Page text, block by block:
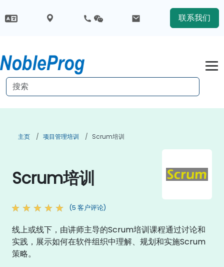
联系我们
主页 项目管理培训 Scrum培训
Scrum培训
(5 客户评论)
线上或线下，由讲师主导的Scrum培训课程通过讨论和
实践，展示如何在软件组织中理解、规划和实施Scrum
策略。